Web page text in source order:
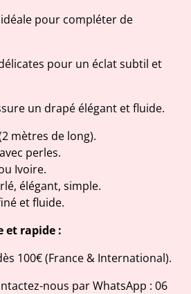
pour compléter de
pour un éclat subtil et
un drapé élégant et fluide.
mètres de long).
perles.
Ivoire.
élégant, simple.
et fluide.
et rapide :
100€ (France & International).
nous par WhatsApp : 06